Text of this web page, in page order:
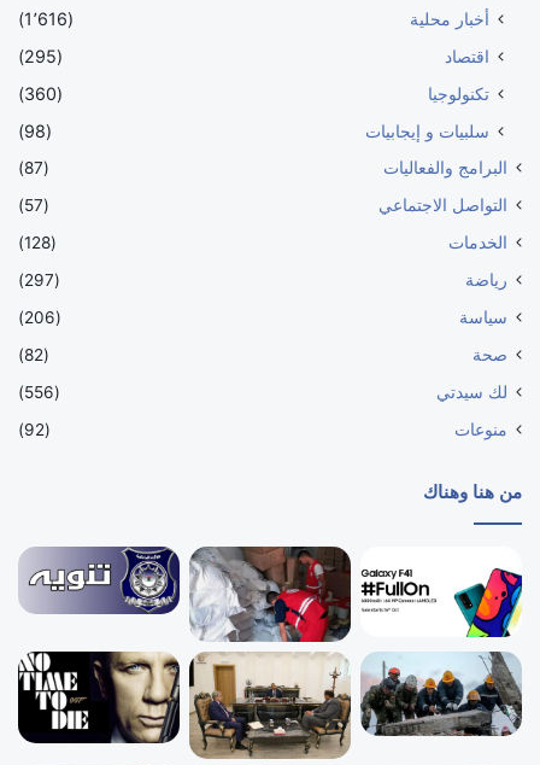
أخبار محلية
(1٬616)
اقتصاد
(295)
تكنولوجيا
(360)
سلبيات و إيجابيات
(98)
البرامج والفعاليات
(87)
التواصل الاجتماعي
(57)
الخدمات
(128)
رياضة
(297)
سياسة
(206)
صحة
(82)
لك سيدتي
(556)
منوعات
(92)
من هنا وهناك